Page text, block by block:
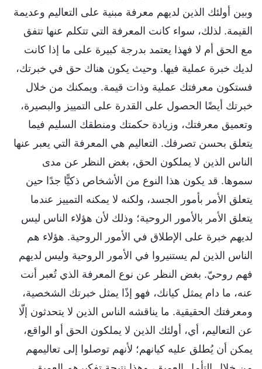
وبين أولئك الذين لديهم معرفة مبنية على التعاليم وعديمة
القيمة. لذلك، سواء كانت المعرفة التي تتكلم عنها تتفق
مع الحق أم لا فهذا يعتمد بدرجة كبيرة على ما إذا كانت
لديك خبرة عملية فيها. وحيث يكون هناك حق في خبرتك،
فستكون معرفتك عملية وذات قيمة. ويمكنك من خلال
خبرتك أيضًا الحصول على القدرة على التمييز والبصيرة،
وتعميق معرفتك، وزيادة حكمتك ومنطقك السليم فيما
يتعلق بحسن تصرفك. التعاليم هي المعرفة التي يعبر عنها
الناس الذين لا يملكون الحق، بغض النظر عن مدى
سموها. قد يكون هذا النوع من الأشخاص ذكيًّا جدًا حين
يتعلق الأمر بأمور الجسد، ولكنه لا يمكنه التمييز عندما
يتعلق الأمر بالأمور الروحية؛ وذلك لأن هؤلاء الناس ليس
لديهم خبرة على الإطلاق في الأمور الروحية. هؤلاء هم
الناس الذين لم يستنيروا في الأمور الروحية وليس لديهم
فهم روحيّ. بغض النظر عن نوع المعرفة الذي تُعبر أنت
عنه، ما دام يمثل كيانك، فهو إذًا يمثل خبرتك الشخصية،
ومعرفتك الحقيقية. ما يناقشه الناس الذين لا يتحدثون إلّا
عن التعاليم، أي، أولئك الذين لا يملكون الحق أو الواقع،
يمكن أن يُطلق عليه كيانهم؛ لأنهم توصلوا إلى تعاليمهم